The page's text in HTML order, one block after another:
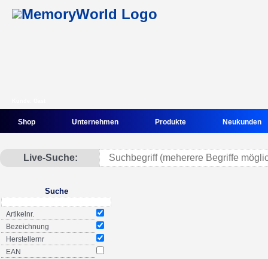
Shop Unternehmen Produkte Neukunden
Live-Suche:
Suche
Artikelnr.
Bezeichnung
Herstellernr
EAN